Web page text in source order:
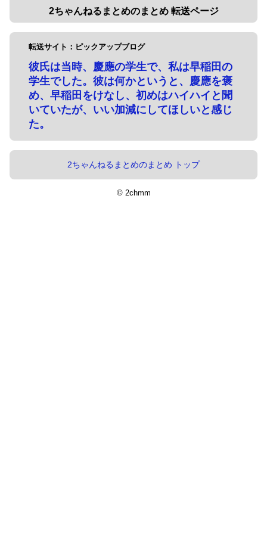
2ちゃんねるまとめのまとめ 転送ページ
転送サイト：ピックアップブログ
彼氏は当時、慶應の学生で、私は早稲田の
学生でした。彼は何かというと、慶應を褒
め、早稲田をけなし、初めはハイハイと聞
いていたが、いい加減にしてほしいと感じ
た。
2ちゃんねるまとめのまとめ トップ
© 2chmm